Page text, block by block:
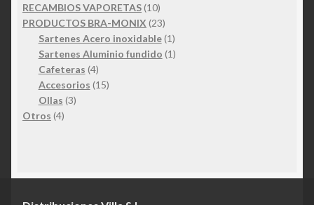
productos
RECAMBIOS VAPORETAS 1010
productos
PRODUCTOS BRA-MONIX 2323
productos
Sartenes Acero inoxidable 11
producto
Sartenes Aluminio fundido 11
Cafeteras 44
productos
Accesorios 1515
Ollas 33
Otros 44